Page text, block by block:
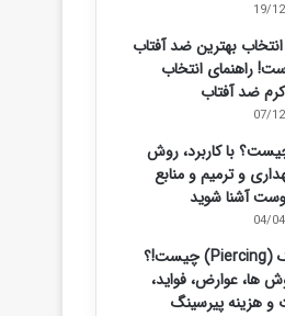
19/
بهترین ضد آفتاب
راهنمای انتخاب
ضد آفتاب
07/
با کاربرد، روش
و ترمیم و منابع
آشنا شوید
04/
پیرسینگ (Piercing) چیست!؟
ها، عوارض، فواید،
و هزینه پیرسینگ